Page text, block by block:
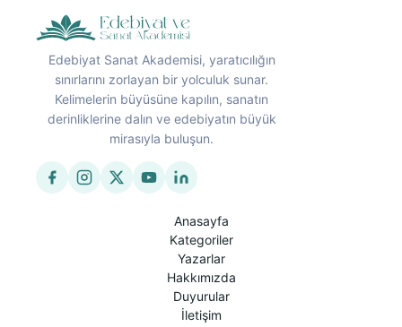
Edebiyat Sanat Akademisi, yaratıcılığın
sınırlarını zorlayan bir yolculuk sunar.
Kelimelerin büyüsüne kapılın, sanatın
derinliklerine dalın ve edebiyatın büyük
mirasıyla buluşun.
Anasayfa
Kategoriler
Yazarlar
Hakkımızda
Duyurular
İletişim